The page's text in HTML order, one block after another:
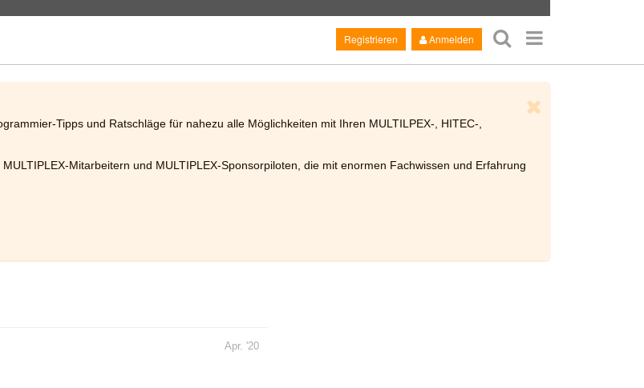
Registrieren Anmelden
Tipps und Ratschläge für nahezu alle Möglichkeiten mit Ihren MULTILPEX-, HITEC-,
Mitarbeitern und MULTIPLEX-Sponsorpiloten, die mit enormen Fachwissen und Erfahrung
Apr. '20